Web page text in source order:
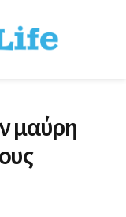
μαύρη